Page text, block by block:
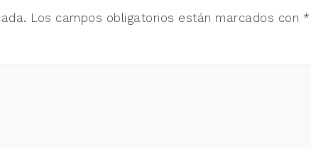
Los campos obligatorios están marcados con *